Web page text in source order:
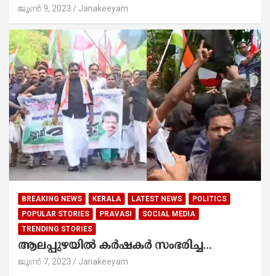
ജൂൺ 9, 2023 Janakeeyam
BREAKING NEWS KERALA LATEST NEWS
POLITICS
POPULAR STORIES
PRAVASI
SOCIAL MEDIA
TRENDING STORIES
ആലപ്പുഴയിൽ കർഷകർ സംഭരിച്ച...
ജൂൺ 7, 2023 Janakeeyam